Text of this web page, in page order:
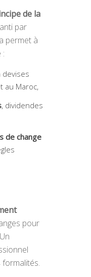
de la
par
permet à
:
devises
au Maroc,
, dividendes
de change
pour